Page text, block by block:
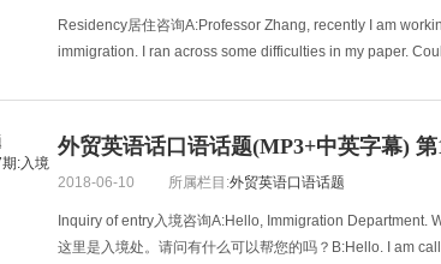
Residency居住咨询A:Professor Zhang, recently I am
immigration. I ran across some difficulties in my paper.
外贸英语话口语话题(MP3+中英字幕)
2018-06-10 所属栏目:外贸英语口语话题
Inquiry of entry入境咨询A:Hello, Immigration Department.
这里是入境处。请问有什么可以帮您的吗？B:Hello. I am